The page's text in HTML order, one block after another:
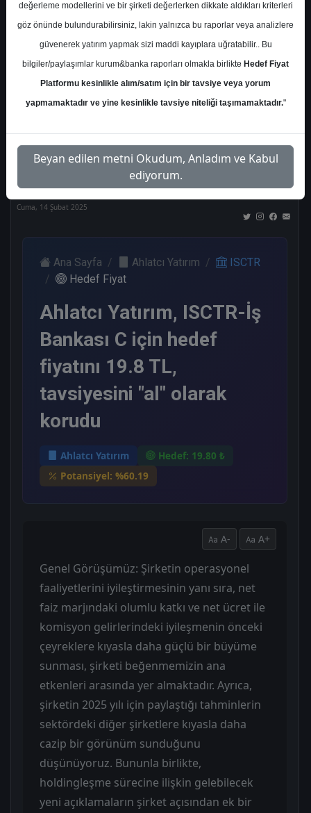
Kurum Sayısı
21
10 1
Paralel
Get.
3
Üstü
Get.
4
Yok
1
2
Cuma, 14 Şubat 2025
Ana Sayfa Ahlatcı Yatırım
ISCTR
Hedef Fiyat
Ahlatcı Yatırım, ISCTR-İş
Bankası C için hedef
fiyatını 19.8 TL,
tavsiyesini "al" olarak
korudu
Ahlatcı Yatırım
Hedef: 19.80 ₺
Potansiyel: %60.19
A- A+
Genel Görüşümüz: Şirketin operasyonel
faaliyetlerini iyileştirmesinin yanı sıra, net
faiz marjındaki olumlu katkı ve net ücret ile
komisyon gelirlerindeki iyileşmenin önceki
çeyreklere kıyasla daha güçlü bir büyüme
sunması, şirketi beğenmemizin ana
etkenleri arasında yer almaktadır. Ayrıca,
şirketin 2025 yılı için paylaştığı tahminlerin
sektördeki diğer şirketlere kıyasla daha
cazip bir görünüm sunduğunu
düşünüyoruz. Bununla birlikte,
holdingleşme sürecine ilişkin gelebilecek
yeni açıklamaların şirket açısından ek bir
değerleme modellerini ve bir şirketi değerlerken dikkate aldıkları kriterleri
göz önünde bulundurabilirsiniz, lakin yalnızca bu raporlar veya analizlere
güvenerek yatırım yapmak sizi maddi kayıplara uğratabilir.. Bu
bilgiler/paylaşımlar kurum&banka raporları olmakla birlikte Hedef Fiyat
Platformu kesinlikle alım/satım için bir tavsiye veya yorum
yapmamaktadır ve yine kesinlikle tavsiye niteliği taşımamaktadır."
Beyan edilen metni Okudum, Anladım ve Kabul
ediyorum.